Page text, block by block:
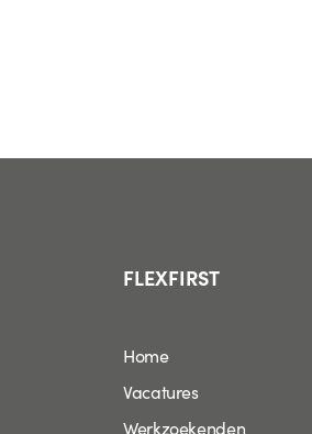
FLEXFIRST
Home
Vacatures
Werkzoekenden